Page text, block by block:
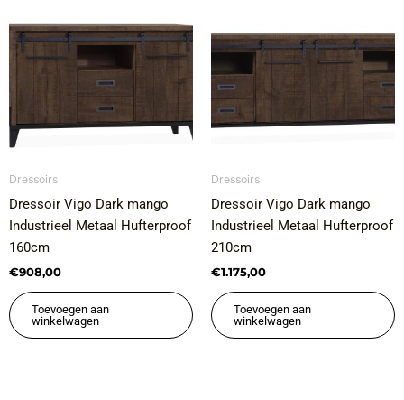
Dressoirs
Dressoir Vigo Dark mango
Industrieel Metaal Hufterproof
160cm
€908,00
Toevoegen aan
winkelwagen
Dressoirs
Dressoir Vigo Dark mango
Industrieel Metaal Hufterproof
210cm
€1.175,00
Toevoegen aan
winkelwagen